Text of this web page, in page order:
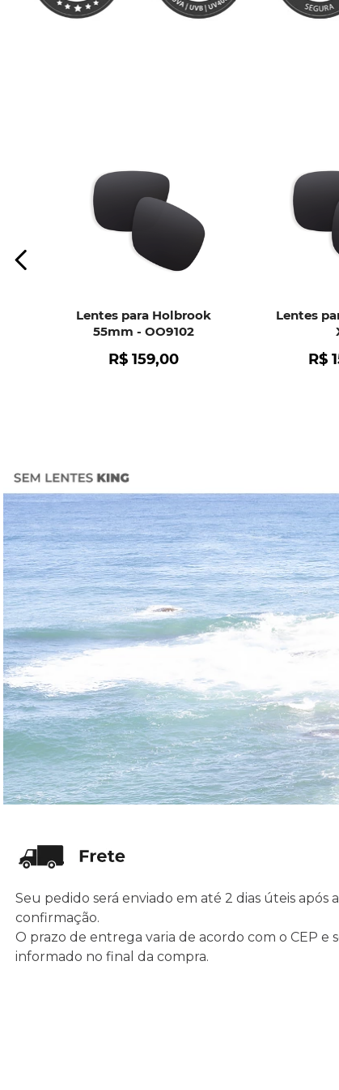
Lentes para Holbrook
55mm - OO9102
R$ 159,00
Lentes
R$
Seu pedido será enviado em até 2 dias úteis após a
confirmação.
O prazo de entrega varia de acordo com o CEP e
informado no final da compra.